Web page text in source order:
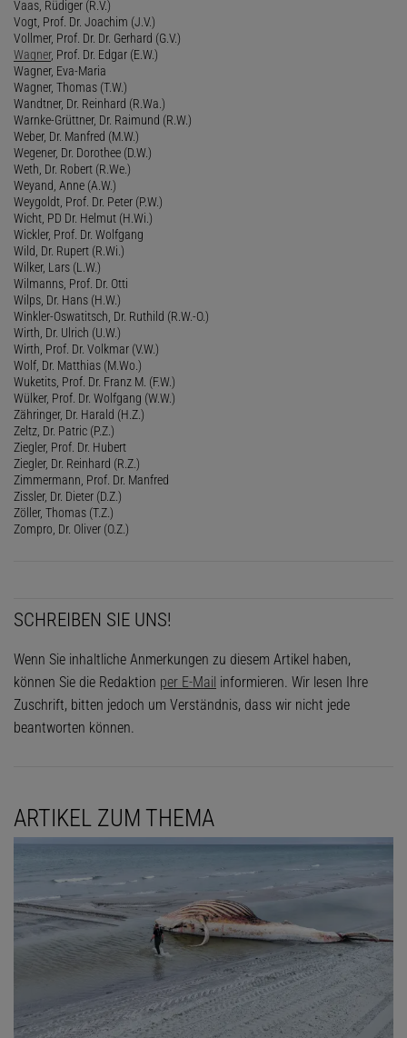
Vaas, Rüdiger (R.V.)
Vogt, Prof. Dr. Joachim (J.V.)
Vollmer, Prof. Dr. Dr. Gerhard (G.V.)
Wagner, Prof. Dr. Edgar (E.W.)
Wagner, Eva-Maria
Wagner, Thomas (T.W.)
Wandtner, Dr. Reinhard (R.Wa.)
Warnke-Grüttner, Dr. Raimund (R.W.)
Weber, Dr. Manfred (M.W.)
Wegener, Dr. Dorothee (D.W.)
Weth, Dr. Robert (R.We.)
Weyand, Anne (A.W.)
Weygoldt, Prof. Dr. Peter (P.W.)
Wicht, PD Dr. Helmut (H.Wi.)
Wickler, Prof. Dr. Wolfgang
Wild, Dr. Rupert (R.Wi.)
Wilker, Lars (L.W.)
Wilmanns, Prof. Dr. Otti
Wilps, Dr. Hans (H.W.)
Winkler-Oswatitsch, Dr. Ruthild (R.W.-O.)
Wirth, Dr. Ulrich (U.W.)
Wirth, Prof. Dr. Volkmar (V.W.)
Wolf, Dr. Matthias (M.Wo.)
Wuketits, Prof. Dr. Franz M. (F.W.)
Wülker, Prof. Dr. Wolfgang (W.W.)
Zähringer, Dr. Harald (H.Z.)
Zeltz, Dr. Patric (P.Z.)
Ziegler, Prof. Dr. Hubert
Ziegler, Dr. Reinhard (R.Z.)
Zimmermann, Prof. Dr. Manfred
Zissler, Dr. Dieter (D.Z.)
Zöller, Thomas (T.Z.)
Zompro, Dr. Oliver (O.Z.)
SCHREIBEN SIE UNS!
Wenn Sie inhaltliche Anmerkungen zu diesem Artikel haben,
können Sie die Redaktion per E-Mail informieren. Wir lesen Ihre
Zuschrift, bitten jedoch um Verständnis, dass wir nicht jede
beantworten können.
ARTIKEL ZUM THEMA